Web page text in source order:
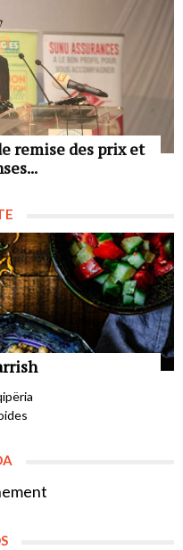
remise des prix et